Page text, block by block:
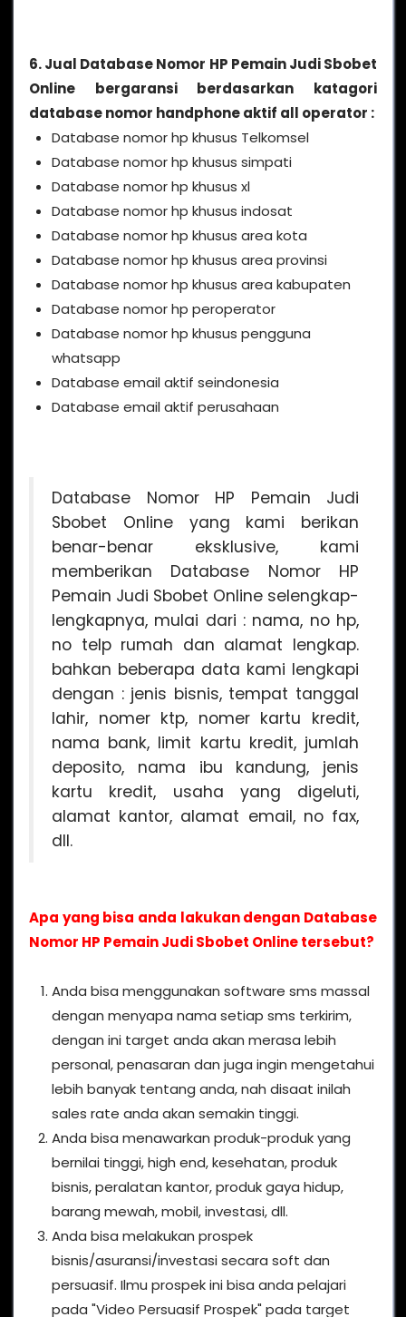
6. Jual Database Nomor HP Pemain Judi Sbobet
Online bergaransi berdasarkan katagori
database nomor handphone aktif all operator :
Database nomor hp khusus Telkomsel
Database nomor hp khusus simpati
Database nomor hp khusus xl
Database nomor hp khusus indosat
Database nomor hp khusus area kota
Database nomor hp khusus area provinsi
Database nomor hp khusus area kabupaten
Database nomor hp peroperator
Database nomor hp khusus pengguna
whatsapp
Database email aktif seindonesia
Database email aktif perusahaan
Database Nomor HP Pemain Judi
Sbobet Online yang kami berikan
benar-benar eksklusive, kami
memberikan Database Nomor HP
Pemain Judi Sbobet Online selengkap-
lengkapnya, mulai dari : nama, no hp,
no telp rumah dan alamat lengkap.
bahkan beberapa data kami lengkapi
dengan : jenis bisnis, tempat tanggal
lahir, nomer ktp, nomer kartu kredit,
nama bank, limit kartu kredit, jumlah
deposito, nama ibu kandung, jenis
kartu kredit, usaha yang digeluti,
alamat kantor, alamat email, no fax,
dll.
Apa yang bisa anda lakukan dengan Database
Nomor HP Pemain Judi Sbobet Online tersebut?
Anda bisa menggunakan software sms massal
dengan menyapa nama setiap sms terkirim,
dengan ini target anda akan merasa lebih
personal, penasaran dan juga ingin mengetahui
lebih banyak tentang anda, nah disaat inilah
sales rate anda akan semakin tinggi.
Anda bisa menawarkan produk-produk yang
bernilai tinggi, high end, kesehatan, produk
bisnis, peralatan kantor, produk gaya hidup,
barang mewah, mobil, investasi, dll.
Anda bisa melakukan prospek
bisnis/asuransi/investasi secara soft dan
persuasif. Ilmu prospek ini bisa anda pelajari
pada "Video Persuasif Prospek" pada target